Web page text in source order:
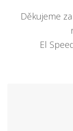
Děkujeme
El